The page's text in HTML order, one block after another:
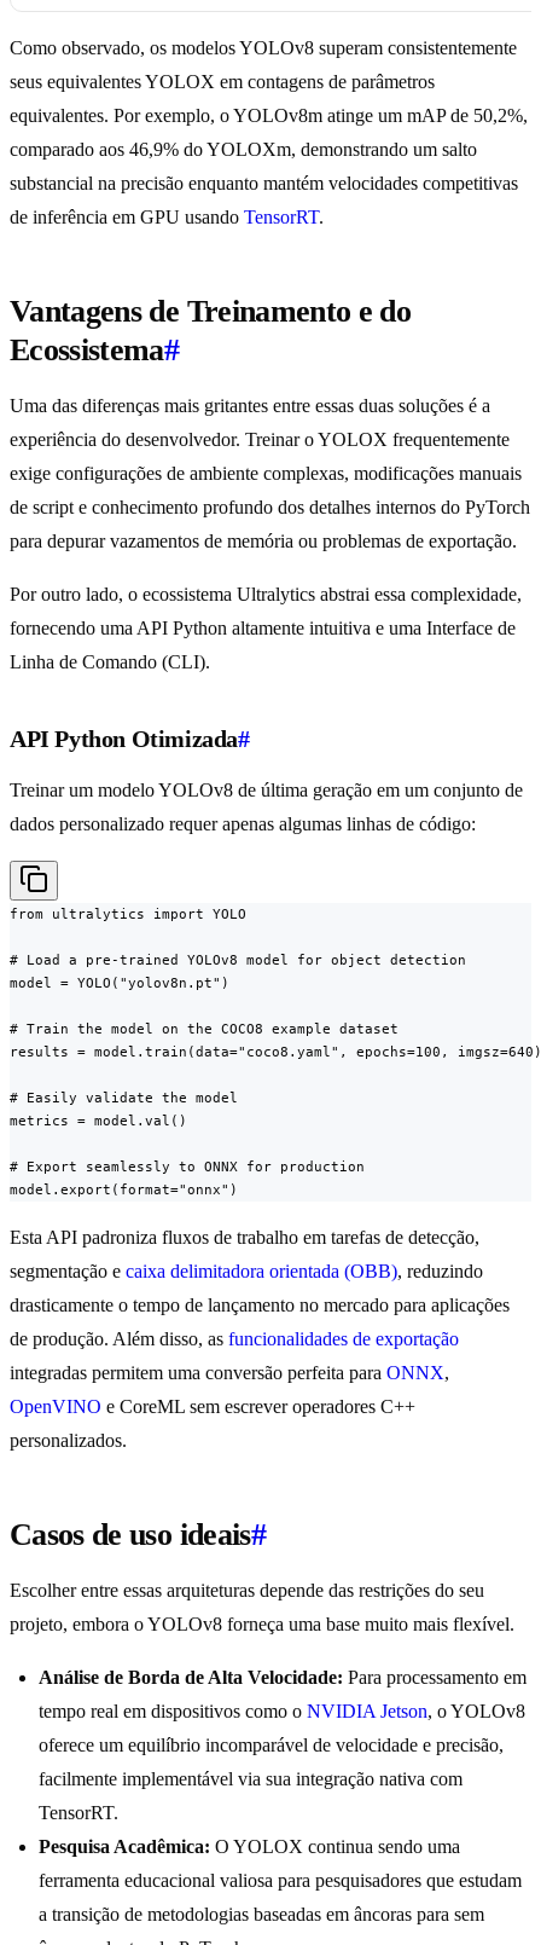
Como observado, os modelos YOLOv8 superam consistentemente
seus equivalentes YOLOX em contagens de parâmetros
equivalentes. Por exemplo, o YOLOv8m atinge um mAP de 50,2%,
comparado aos 46,9% do YOLOXm, demonstrando um salto
substancial na precisão enquanto mantém velocidades competitivas
de inferência em GPU usando TensorRT.
Vantagens de Treinamento e do
Ecossistema#
Uma das diferenças mais gritantes entre essas duas soluções é a
experiência do desenvolvedor. Treinar o YOLOX frequentemente
exige configurações de ambiente complexas, modificações manuais
de script e conhecimento profundo dos detalhes internos do PyTorch
para depurar vazamentos de memória ou problemas de exportação.
Por outro lado, o ecossistema Ultralytics abstrai essa complexidade,
fornecendo uma API Python altamente intuitiva e uma Interface de
Linha de Comando (CLI).
API Python Otimizada#
Treinar um modelo YOLOv8 de última geração em um conjunto de
dados personalizado requer apenas algumas linhas de código:
from ultralytics import YOLO
# Load a pre-trained YOLOv8 model for object detection
model = YOLO("yolov8n.pt")
# Train the model on the COCO8 example dataset
results = model.train(data="coco8.yaml", epochs=100, imgsz=640)
# Easily validate the model
metrics = model.val()
# Export seamlessly to ONNX for production
model.export(format="onnx")
Esta API padroniza fluxos de trabalho em tarefas de detecção,
segmentação e caixa delimitadora orientada (OBB), reduzindo
drasticamente o tempo de lançamento no mercado para aplicações
de produção. Além disso, as funcionalidades de exportação
integradas permitem uma conversão perfeita para ONNX,
OpenVINO e CoreML sem escrever operadores C++
personalizados.
Casos de uso ideais#
Escolher entre essas arquiteturas depende das restrições do seu
projeto, embora o YOLOv8 forneça uma base muito mais flexível.
Análise de Borda de Alta Velocidade: Para processamento em
tempo real em dispositivos como o NVIDIA Jetson, o YOLOv8
oferece um equilíbrio incomparável de velocidade e precisão,
facilmente implementável via sua integração nativa com
TensorRT.
Pesquisa Acadêmica: O YOLOX continua sendo uma
ferramenta educacional valiosa para pesquisadores que estudam
a transição de metodologias baseadas em âncoras para sem